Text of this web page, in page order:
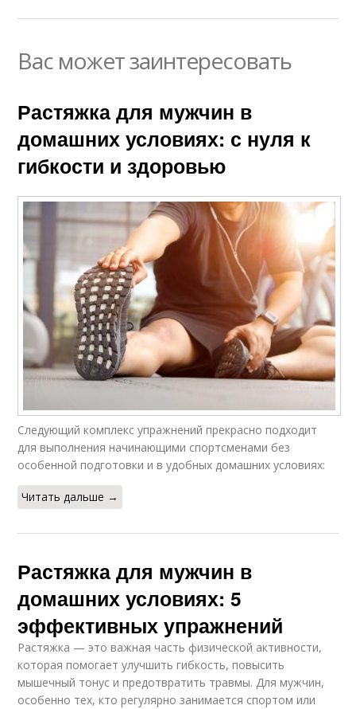
Вас может заинтересовать
Растяжка для мужчин в
домашних условиях: с нуля к
гибкости и здоровью
Следующий комплекс упражнений прекрасно подходит
для выполнения начинающими спортсменами без
особенной подготовки и в удобных домашних условиях:
Читать дальше →
Растяжка для мужчин в
домашних условиях: 5
эффективных упражнений
Растяжка — это важная часть физической активности,
которая помогает улучшить гибкость, повысить
мышечный тонус и предотвратить травмы. Для мужчин,
особенно тех, кто регулярно занимается спортом или